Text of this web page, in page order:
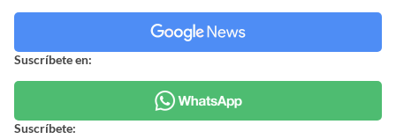
Suscríbete en:
Suscríbete: